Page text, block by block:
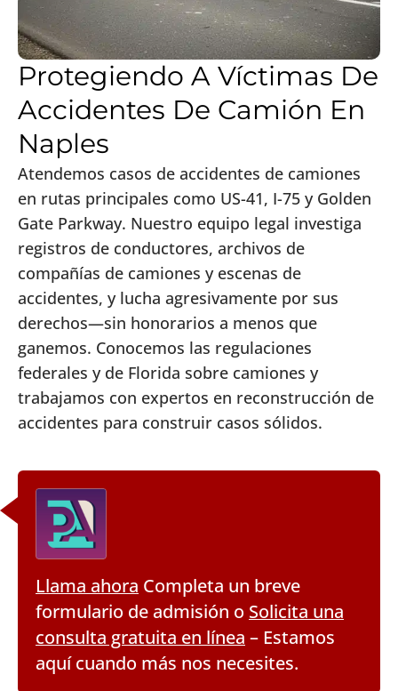
Protegiendo A Víctimas De
Accidentes De Camión En
Naples
Atendemos casos de accidentes de camiones
en rutas principales como US-41, I-75 y Golden
Gate Parkway. Nuestro equipo legal investiga
registros de conductores, archivos de
compañías de camiones y escenas de
accidentes, y lucha agresivamente por sus
derechos—sin honorarios a menos que
ganemos. Conocemos las regulaciones
federales y de Florida sobre camiones y
trabajamos con expertos en reconstrucción de
accidentes para construir casos sólidos.
Llama ahora Completa un breve
formulario de admisión o Solicita una
consulta gratuita en línea – Estamos
aquí cuando más nos necesites.